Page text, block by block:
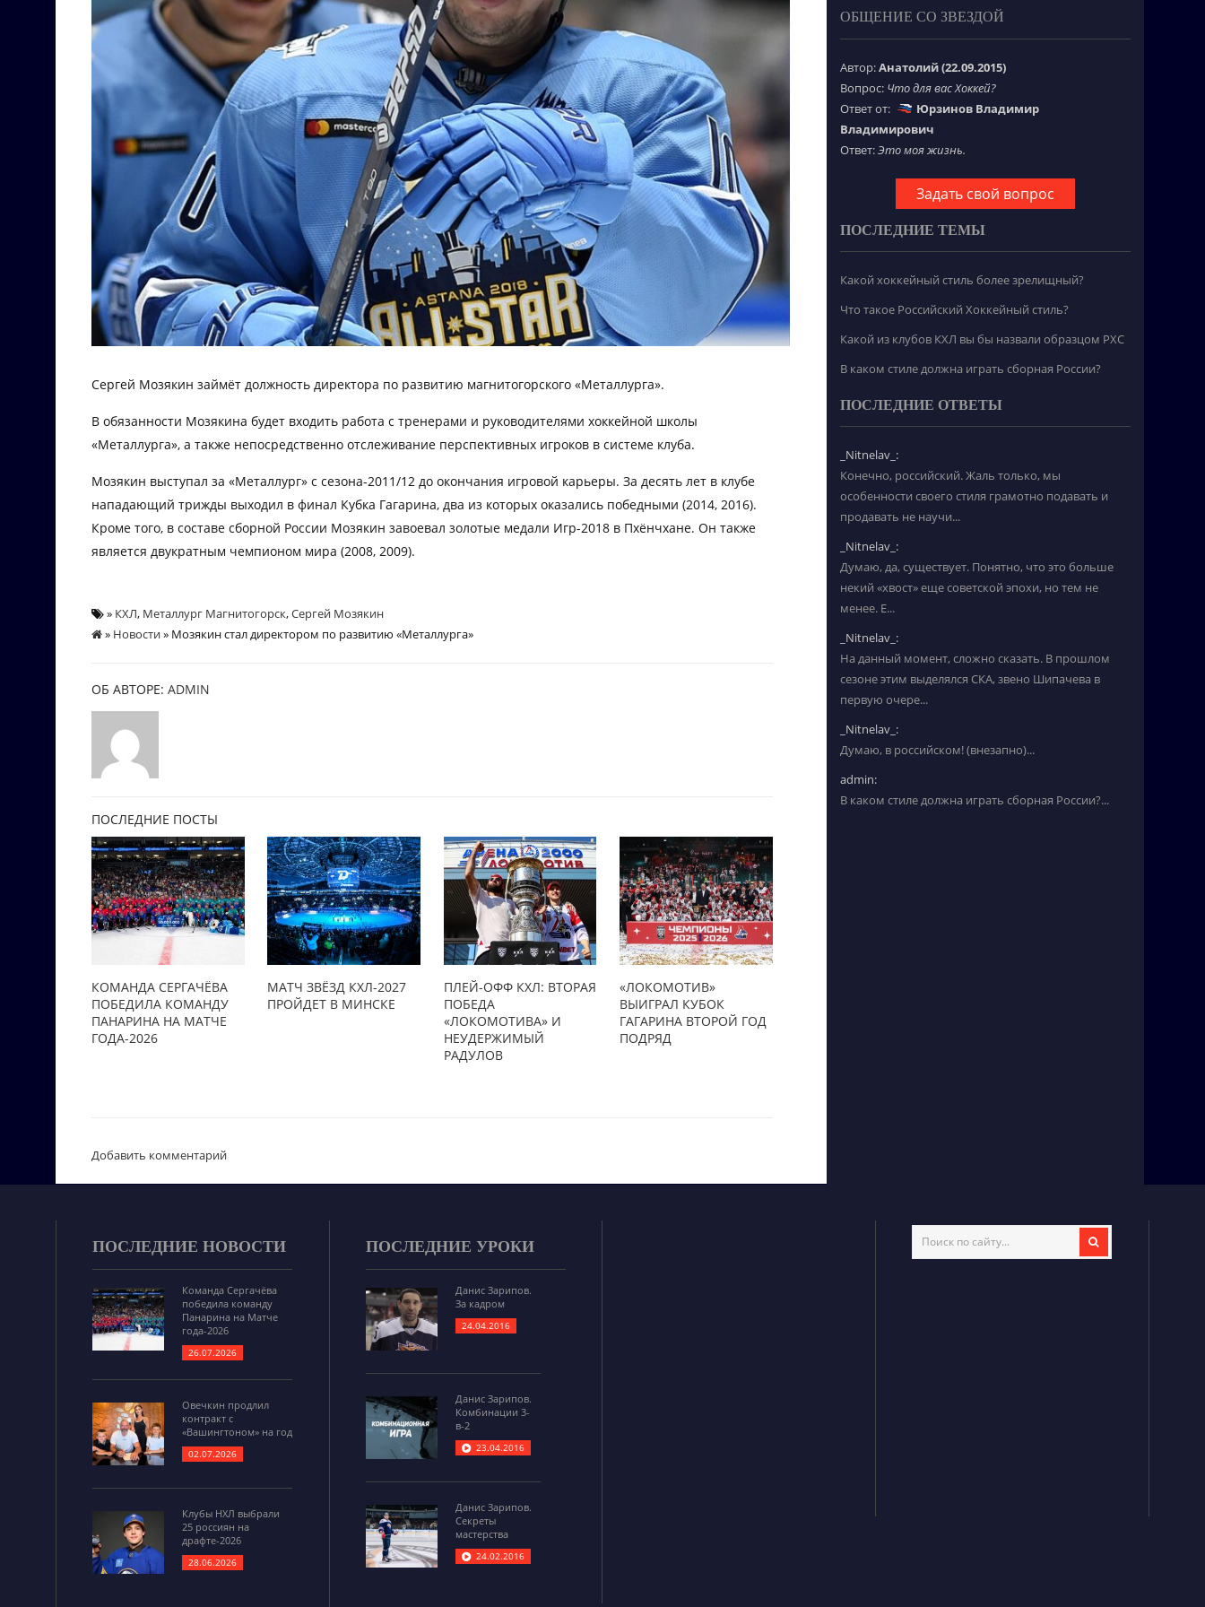
Сергей Мозякин займёт должность директора по развитию магнитогорского «Металлурга».
В обязанности Мозякина будет входить работа с тренерами и руководителями хоккейной школы
«Металлурга», а также непосредственно отслеживание перспективных игроков в системе клуба.
Мозякин выступал за «Металлург» с сезона-2011/12 до окончания игровой карьеры. За десять лет в клубе
нападающий трижды выходил в финал Кубка Гагарина, два из которых оказались победными (2014, 2016).
Кроме того, в составе сборной России Мозякин завоевал золотые медали Игр-2018 в Пхёнчхане. Он также
является двукратным чемпионом мира (2008, 2009).
» КХЛ, Металлург Магнитогорск,Сергей Мозякин
» Новости» Мозякин стал директором по развитию «Металлурга»
ОБ АВТОРЕ: ADMIN
ПОСЛЕДНИЕ ПОСТЫ
КОМАНДА СЕРГАЧЁВА
ПОБЕДИЛА КОМАНДУ
ПАНАРИНА НА МАТЧЕ
ГОДА-2026
МАТЧ ЗВЁЗД КХЛ-2027
ПРОЙДЕТ В МИНСКЕ
ПЛЕЙ-ОФФ КХЛ: ВТОРАЯ
ПОБЕДА
«ЛОКОМОТИВА» И
НЕУДЕРЖИМЫЙ
РАДУЛОВ
«ЛОКОМОТИВ»
ВЫИГРАЛ КУБОК
ГАГАРИНА ВТОРОЙ ГОД
ПОДРЯД
Добавить комментарий
ОБЩЕНИЕ СО ЗВЕЗДОЙ
Автор:Анатолий (22.09.2015)
Вопрос: Что для вас Хоккей?
Ответ от:
Юрзинов Владимир
Владимирович
Ответ:Это моя жизнь.
Задать свой вопрос
ПОСЛЕДНИЕ ТЕМЫ
Какой хоккейный стиль более зрелищный?
Что такое Российский Хоккейный стиль?
Какой из клубов КХЛ вы бы назвали образцом РХС
В каком стиле должна играть сборная России?
ПОСЛЕДНИЕ ОТВЕТЫ
_Nitnelav_:
Конечно, российский. Жаль только, мы
особенности своего стиля грамотно подавать и
продавать не научи...
_Nitnelav_:
Думаю, да, существует. Понятно, что это больше
некий «хвост» еще советской эпохи, но тем не
менее. Е...
_Nitnelav_:
На данный момент, сложно сказать. В прошлом
сезоне этим выделялся СКА, звено Шипачева в
первую очере...
_Nitnelav_:
Думаю, в российском! (внезапно)...
admin:
В каком стиле должна играть сборная России?...
ПОСЛЕДНИЕ НОВОСТИ
Команда Сергачёва
победила команду
Панарина на Матче
года-2026
26.07.2026
Овечкин продлил
контракт с
«Вашингтоном» на год
02.07.2026
Клубы НХЛ выбрали
25 россиян на
драфте-2026
28.06.2026
ПОСЛЕДНИЕ УРОКИ
Данис Зарипов.
За кадром
24.04.2016
Данис Зарипов.
Комбинации 3-
в-2
23.04.2016
Данис Зарипов.
Секреты
мастерства
24.02.2016